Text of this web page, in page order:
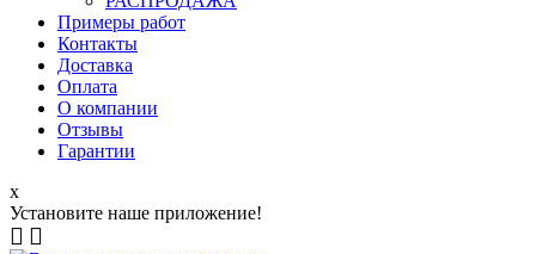
Примеры работ
Контакты
Доставка
Оплата
О компании
Отзывы
Гарантии
x
Установите наше приложение!